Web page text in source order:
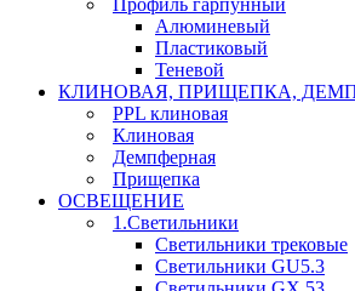
Профиль гарпунный
Алюминевый
Пластиковый
Теневой
КЛИНОВАЯ, ПРИЩЕПКА,
PPL клиновая
Клиновая
Демпферная
Прищепка
ОСВЕЩЕНИЕ
1.Светильники
Светильники трековые
Светильники GU5.3